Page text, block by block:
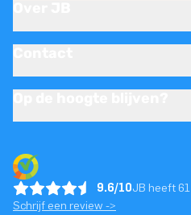
9.6/10JB heeft
Schrijf een review ->